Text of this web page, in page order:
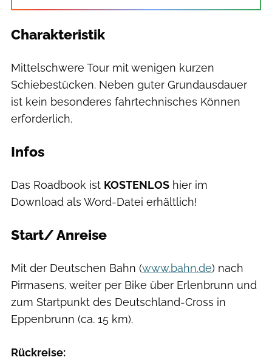
Charakteristik
Mittelschwere Tour mit wenigen kurzen
Schiebestücken. Neben guter Grundausdauer
ist kein besonderes fahrtechnisches Können
erforderlich.
Infos
Das Roadbook ist KOSTENLOS hier im
Download als Word-Datei erhältlich!
Start/ Anreise
Mit der Deutschen Bahn (www.bahn.de) nach
Pirmasens, weiter per Bike über Erlenbrunn und
zum Startpunkt des Deutschland-Cross in
Eppenbrunn (ca. 15 km).
Rückreise: